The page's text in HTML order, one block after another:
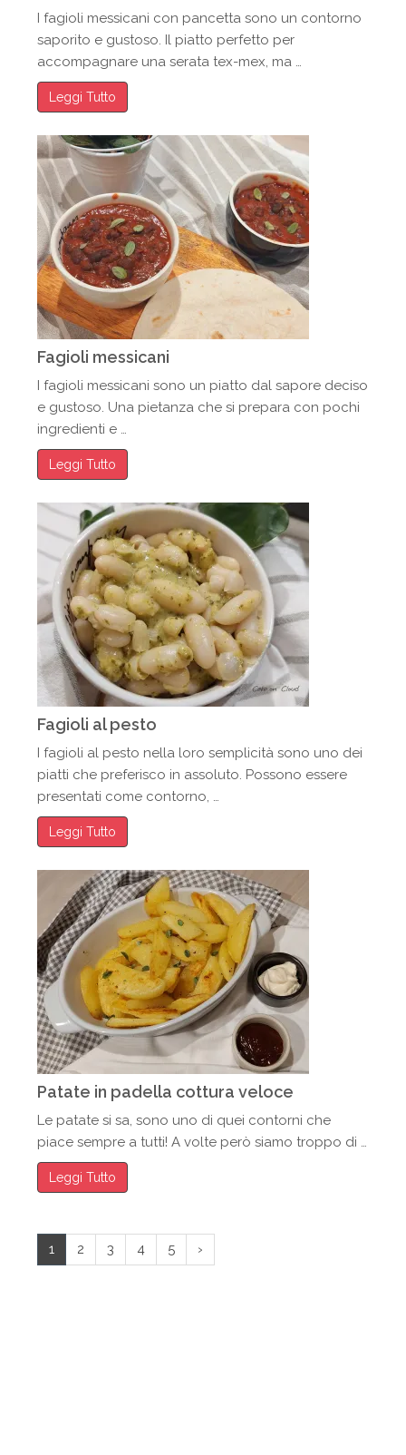
I fagioli messicani con pancetta sono un contorno
saporito e gustoso. Il piatto perfetto per
accompagnare una serata tex-mex, ma …
Leggi Tutto
Fagioli messicani
I fagioli messicani sono un piatto dal sapore deciso
e gustoso. Una pietanza che si prepara con pochi
ingredienti e …
Leggi Tutto
Fagioli al pesto
I fagioli al pesto nella loro semplicità sono uno dei
piatti che preferisco in assoluto. Possono essere
presentati come contorno, …
Leggi Tutto
Patate in padella cottura veloce
Le patate si sa, sono uno di quei contorni che
piace sempre a tutti! A volte però siamo troppo di …
Leggi Tutto
1 2 3 4 5 ›